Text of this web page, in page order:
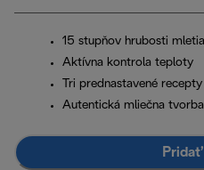
15 stupňov hrubosti mletia
Aktívna kontrola teploty
Tri prednastavené recepty
Autentická mliečna tvorba